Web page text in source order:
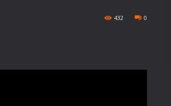
0
432